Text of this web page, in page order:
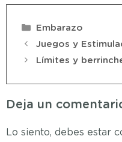
Embarazo
Juegos y
Límites y
Deja un
Lo siento, debes estar